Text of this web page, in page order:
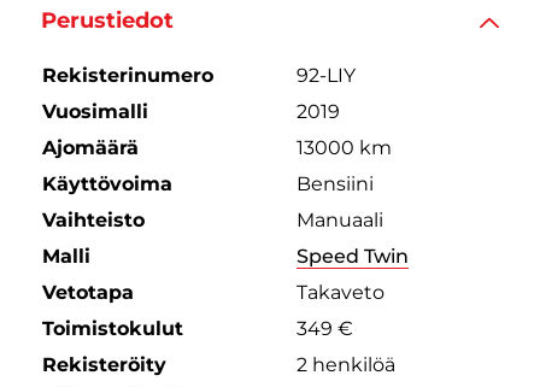
Perustiedot
Rekisterinumero
92-LIY
Vuosimalli
2019
Ajomäärä
13000 km
Käyttövoima
Bensiini
Vaihteisto
Manuaali
Malli
Speed Twin
Vetotapa
Takaveto
Toimistokulut
349 €
Rekisteröity
2 henkilöä